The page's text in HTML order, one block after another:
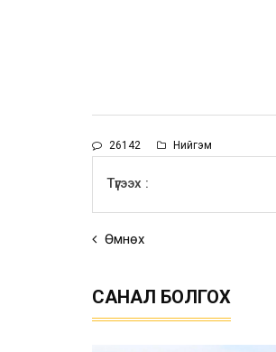
26142 Нийгэм
Түгээх :
Өмнөх
САНАЛ БОЛГОХ